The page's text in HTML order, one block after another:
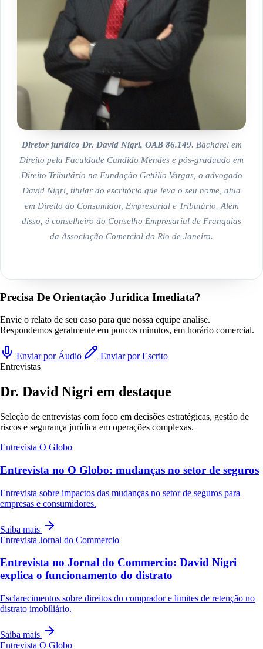
Diretor jurídico Dr. David Nigri, OAB 86.149. Bacharel em
Direito pela Faculdade Candido Mendes e pós-graduado em
Direito Tributário na Fundação Getúlio Vargas, o advogado
David Nigri, titular do escritório que leva o seu nome, atua
em Direito do Consumidor, Empresarial e Tributário. Além
disso, é conselheiro do Conselho Empresarial de Franquias
da Associação Comercial do Rio de Janeiro.
Precisa De Orientação Jurídica Imediata?
Envie o relato de seu caso para que nossa equipe analise.
Respondemos geralmente em poucos minutos, em horário comercial.
Enviar por Áudio
Enviar por Escrito
Entrevistas
Dr. David Nigri em destaque
Seleção de entrevistas com foco em decisões estratégicas, gestão de
riscos e segurança jurídica em operações complexas.
Entrevista O Globo
Entrevista no O Globo: mudanças no setor de seguros
Entrevista sobre impactos das mudanças no setor de seguros para
empresas e consumidores.
Saiba mais
Entrevista Jornal do Commercio
Entrevista no Jornal do Commercio: David Nigri
explica o funcionamento do distrato
Esclarecimentos sobre direitos do comprador e limites de retenção no
distrato imobiliário.
Saiba mais
Entrevista O Globo